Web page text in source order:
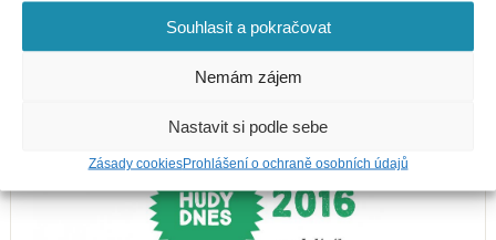
Souhlasit a pokračovat
Nemám zájem
Nastavit si podle sebe
Zásady cookiesProhlášení o ochraně osobních údajů